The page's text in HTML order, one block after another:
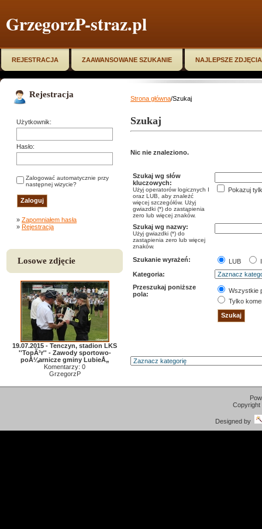
GrzegorzP-straz.pl
REJESTRACJA ZAAWANSOWANE SZUKANIE NAJLEPSZE ZDJĘCIA
Rejestracja
Użytkownik:
Hasło:
Zalogować automatycznie przy
następnej wizycie?
» Zapomniałem hasła
» Rejestracja
Losowe zdjęcie
19.07.2015 - Tenczyn, stadion LKS
''TopÃ³r'' - Zawody sportowo-
poÅ¼arnicze gminy LubieÅ„
Komentarzy: 0
GrzegorzP
Strona główna/Szukaj
Szukaj
Nic nie znaleziono.
Szukaj wg słów
kluczowych:
Użyj operatorów logicznych I
oraz LUB, aby znależć
więcej szczegółów. Użyj
gwiazdki (*) do zastąpienia
zero lub więcej znaków.
Pokazuj
Szukaj wg nazwy:
Użyj gwiazdki (*) do
zastąpienia zero lub więcej
znaków.
Szukanie wyrażeń: LUB
I
Kategoria:
Przeszukaj poniższe
pola:
Wszystkie
Tylko
Designed by